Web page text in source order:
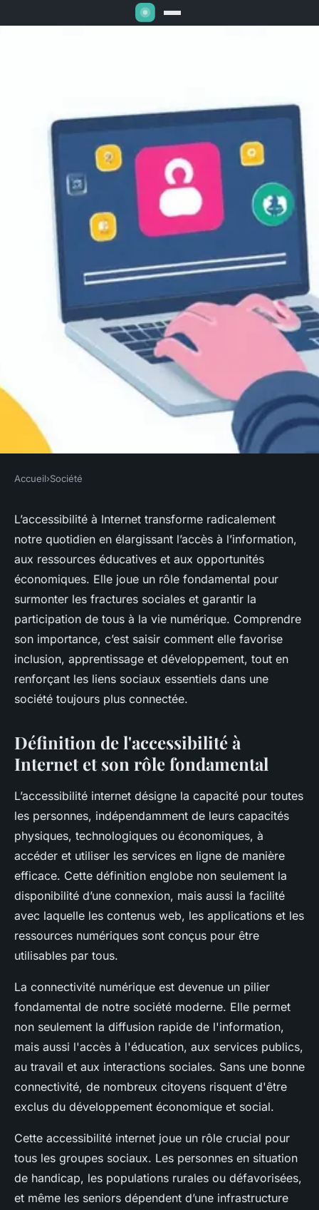
Internet accessible : 5 raisons
de son importance pour tous
Alya•28 septembre 2025• 7 min de lecture
Accueil›Société
L’accessibilité à Internet transforme radicalement
notre quotidien en élargissant l’accès à l’information,
aux ressources éducatives et aux opportunités
économiques. Elle joue un rôle fondamental pour
surmonter les fractures sociales et garantir la
participation de tous à la vie numérique. Comprendre
son importance, c’est saisir comment elle favorise
inclusion, apprentissage et développement, tout en
renforçant les liens sociaux essentiels dans une
société toujours plus connectée.
Définition de l'accessibilité à
Internet et son rôle fondamental
L’accessibilité internet désigne la capacité pour toutes
les personnes, indépendamment de leurs capacités
physiques, technologiques ou économiques, à
accéder et utiliser les services en ligne de manière
efficace. Cette définition englobe non seulement la
disponibilité d’une connexion, mais aussi la facilité
avec laquelle les contenus web, les applications et les
ressources numériques sont conçus pour être
utilisables par tous.
La connectivité numérique est devenue un pilier
fondamental de notre société moderne. Elle permet
non seulement la diffusion rapide de l'information,
mais aussi l'accès à l'éducation, aux services publics,
au travail et aux interactions sociales. Sans une bonne
connectivité, de nombreux citoyens risquent d'être
exclus du développement économique et social.
Cette accessibilité internet joue un rôle crucial pour
tous les groupes sociaux. Les personnes en situation
de handicap, les populations rurales ou défavorisées,
et même les seniors dépendent d’une infrastructure